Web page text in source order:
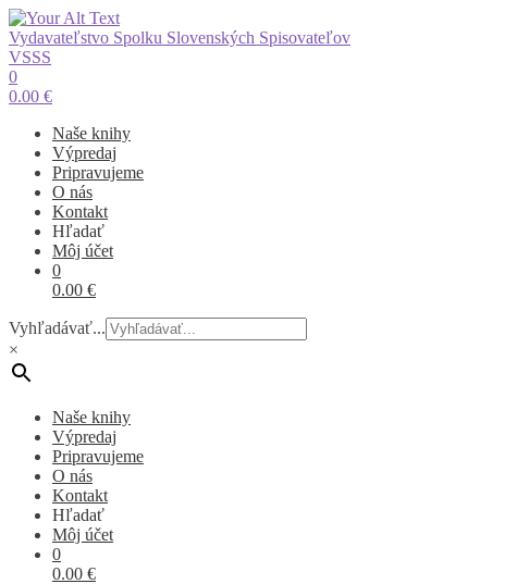
Vydavateľstvo Spolku Slovenských Spisovateľov
VSSS
0
0.00 €
Naše knihy
Výpredaj
Pripravujeme
O nás
Kontakt
Hľadať
Môj účet
0
0.00 €
Vyhľadávať...
×
Naše knihy
Výpredaj
Pripravujeme
O nás
Kontakt
Hľadať
Môj účet
0
0.00 €